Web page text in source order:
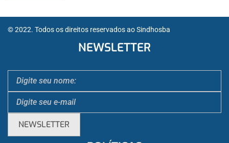
© 2022. Todos os direitos reservados ao Sindhosba
NEWSLETTER